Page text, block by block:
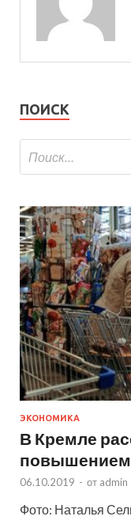
ПОИСК
ЭКОНОМИКА
В Кремле
повышением
06.10.2019 - от admin
Фото: Наталья